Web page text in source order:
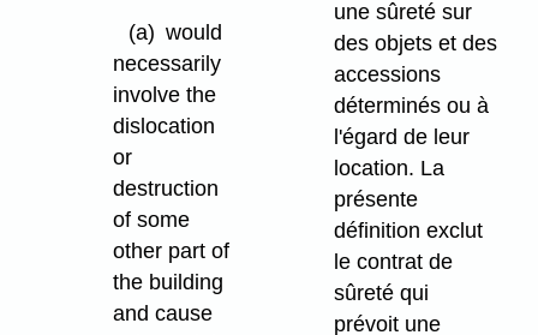
(a) would
necessarily
involve the
dislocation
or
destruction
of some
other part of
the building
and cause
une sûreté sur
des objets et des
accessions
déterminés ou à
l'égard de leur
location. La
présente
définition exclut
le contrat de
sûreté qui
prévoit une